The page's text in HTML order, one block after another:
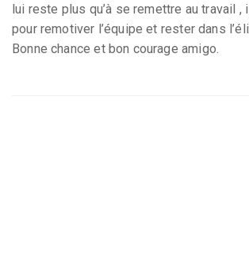
lui reste plus qu’à se remettre au travail ,
pour remotiver l’équipe et rester dans
Bonne chance et bon courage amigo.